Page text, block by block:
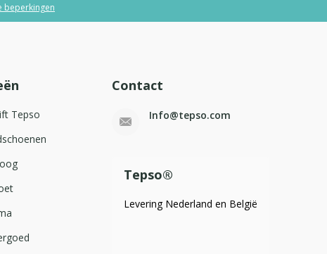
beperkingen
Tepso
Contact
Info@tepso.com
Tepso®
Levering Nederland en België